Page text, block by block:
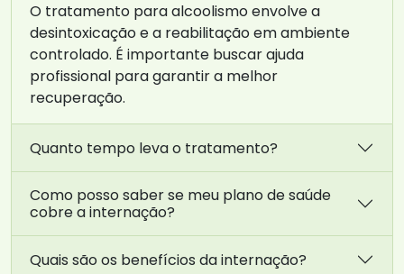
O tratamento para alcoolismo envolve a
desintoxicação e a reabilitação em ambiente
controlado. É importante buscar ajuda
profissional para garantir a melhor
recuperação.
Quanto tempo leva o tratamento?
Como posso saber se meu plano de saúde
cobre a internação?
Quais são os benefícios da internação?